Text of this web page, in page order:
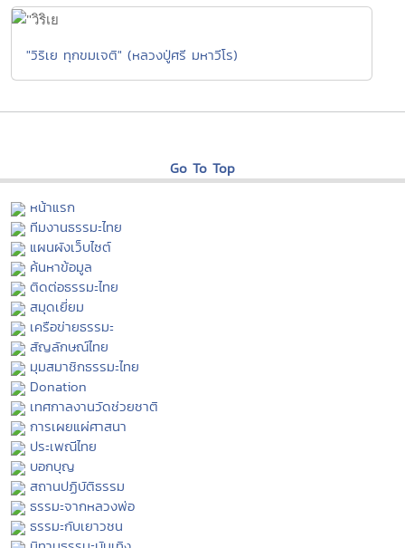
"วิริเย ทุกขมเจติ" (หลวงปู่ศรี มหาวีโร)
Go To Top
หน้าแรก
ทีมงานธรรมะไทย
แผนผังเว็บไซต์
ค้นหาข้อมูล
ติดต่อธรรมะไทย
สมุดเยี่ยม
เครือข่ายธรรมะ
สัญลักษณ์ไทย
มุมสมาชิกธรรมะไทย
Donation
เทศกาลงานวัดช่วยชาติ
การเผยแผ่ศาสนา
ประเพณีไทย
บอกบุญ
สถานปฏิบัติธรรม
ธรรมะจากหลวงพ่อ
ธรรมะกับเยาวชน